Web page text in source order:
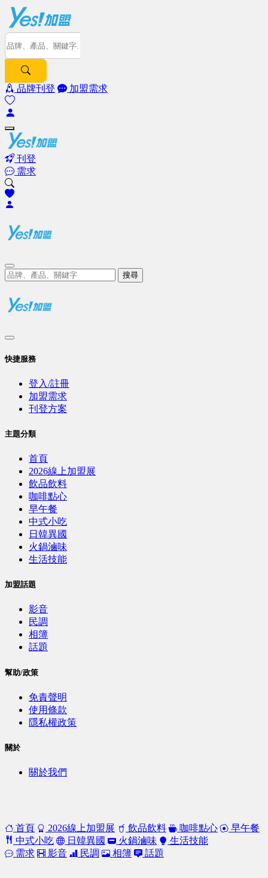
品牌刊登 加盟需求
刊登
需求
搜尋
快捷服務
登入/註冊
加盟需求
刊登方案
主題分類
首頁
2026線上加盟展
飲品飲料
咖啡點心
早午餐
中式小吃
日韓異國
火鍋滷味
生活技能
加盟話題
影音
民調
相簿
話題
幫助/政策
免責聲明
使用條款
隱私權政策
關於
關於我們
首頁 2026線上加盟展 飲品飲料 咖啡點心
早午餐
中式小吃
日韓異國 火鍋滷味
生活技能
需求
影音 民調 相簿 話題